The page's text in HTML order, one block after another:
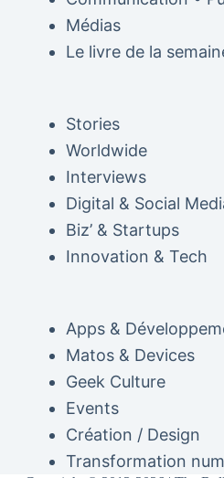
Médias
Le livre de la
Stories
Worldwide
Interviews
Digital & Social
Biz’ & Startups
Innovation & Tech
Apps &
Matos & Devices
Geek Culture
Events
Création / Design
Transformation